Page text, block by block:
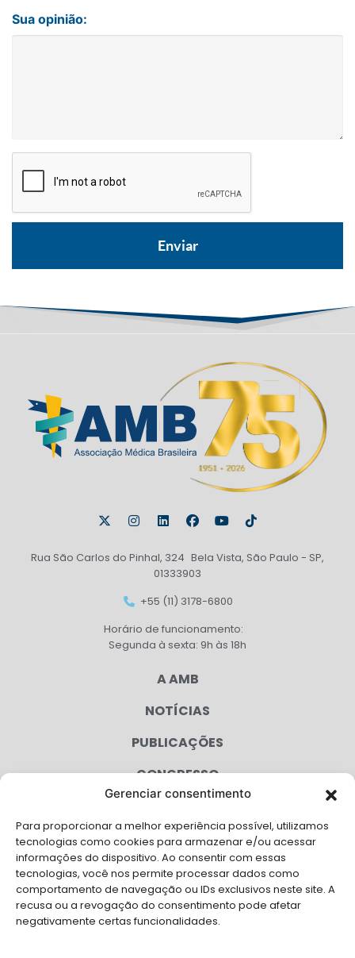
Gerenciar consentimento
Para proporcionar a melhor experiência possível, utilizamos
tecnologias como cookies para armazenar e/ou acessar
informações do dispositivo. Ao consentir com essas
tecnologias, você nos permite processar dados como
comportamento de navegação ou IDs exclusivos neste site. A
recusa ou a revogação do consentimento pode afetar
negativamente certas funcionalidades.
Sua opinião:
Rua São Carlos do Pinhal, 324 Bela Vista, São Paulo - SP,
01333903
+55 (11) 3178-6800
Horário de funcionamento:
Segunda à sexta: 9h às 18h
A AMB
NOTÍCIAS
PUBLICAÇÕES
CONGRESSO
CAMPANHAS
SERVIÇOS
FILIADAS